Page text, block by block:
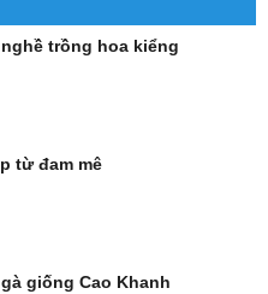
trồng hoa kiểng
từ đam mê
giống Cao Khanh